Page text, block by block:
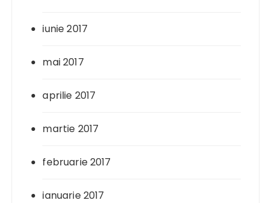
iunie 2017
mai 2017
aprilie 2017
martie 2017
februarie 2017
ianuarie 2017